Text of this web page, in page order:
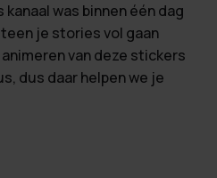
kanaal was binnen één dag
je stories vol gaan
van deze stickers
dus daar helpen we je